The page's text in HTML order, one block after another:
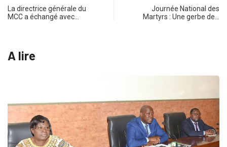
La directrice générale du
MCC a échangé avec…
Journée National des
Martyrs : Une gerbe de…
A lire